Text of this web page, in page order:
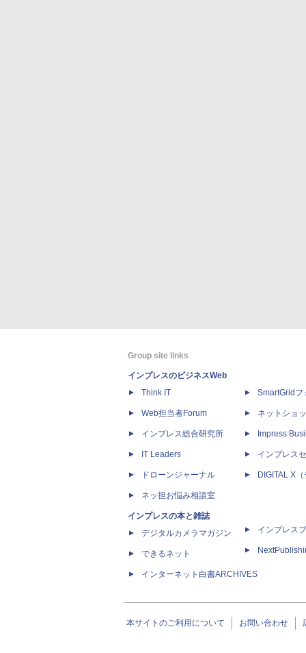
Group site links
インプレスのビジネスWeb
Think IT
Web担当者Forum
インプレス総合研究所
IT Leaders
ドローンジャーナル
ネッ担お悩み相談室
インプレスの本と雑誌
デジタルカメラマガジン
できるネット
インターネット白書ARCHIVES
SmartGridフ
ネットショ
Impress
インプレス
DIGITAL X
インプレス
本サイトのご利用について お問い合わせ